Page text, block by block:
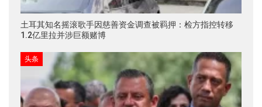
土耳其知名摇滚歌手因慈善资金调查被羁押：检方指控转移
1.2亿里拉并涉巨额赌博
头条